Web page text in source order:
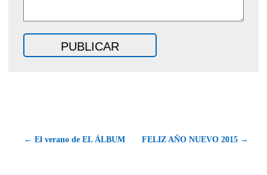
← El verano de EL ÁLBUM FELIZ AÑO NUEVO 2015 →